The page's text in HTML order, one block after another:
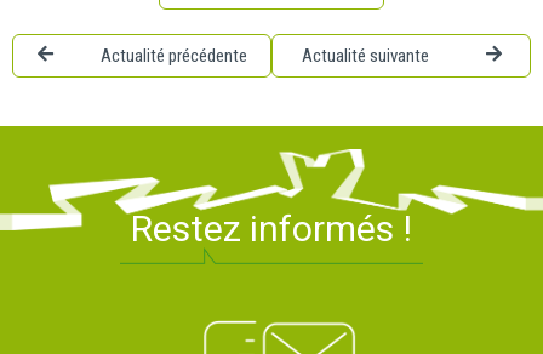
Actualité précédente Actualité suivante
Restez informés !